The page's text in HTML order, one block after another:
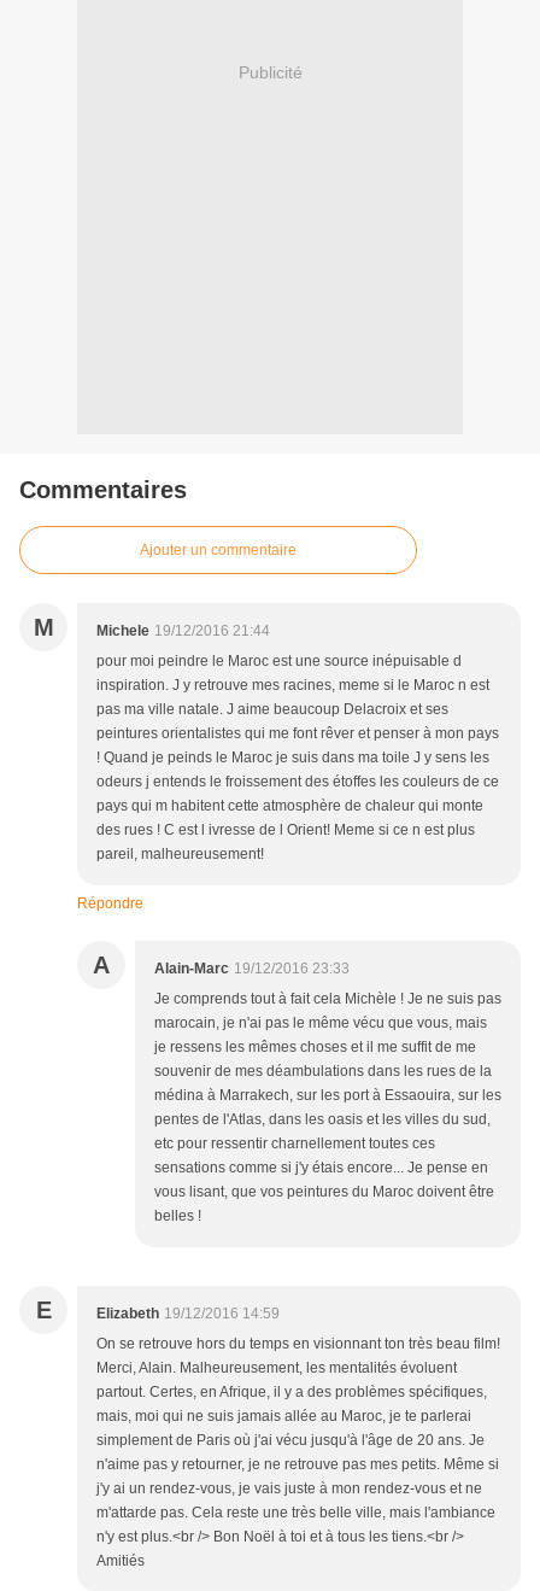
Publicité
Commentaires
Ajouter un commentaire
M Michele 19/12/2016 21:44
pour moi peindre le Maroc est une source inépuisable d
inspiration. J y retrouve mes racines, meme si le Maroc n est
pas ma ville natale. J aime beaucoup Delacroix et ses
peintures orientalistes qui me font rêver et penser à mon pays
! Quand je peinds le Maroc je suis dans ma toile J y sens les
odeurs j entends le froissement des étoffes les couleurs de ce
pays qui m habitent cette atmosphère de chaleur qui monte
des rues ! C est l ivresse de l Orient! Meme si ce n est plus
pareil, malheureusement!
Répondre
A Alain-Marc 19/12/2016 23:33
Je comprends tout à fait cela Michèle ! Je ne suis pas
marocain, je n'ai pas le même vécu que vous, mais
je ressens les mêmes choses et il me suffit de me
souvenir de mes déambulations dans les rues de la
médina à Marrakech, sur les port à Essaouira, sur les
pentes de l'Atlas, dans les oasis et les villes du sud,
etc pour ressentir charnellement toutes ces
sensations comme si j'y étais encore... Je pense en
vous lisant, que vos peintures du Maroc doivent être
belles !
E Elizabeth 19/12/2016 14:59
On se retrouve hors du temps en visionnant ton très beau film!
Merci, Alain. Malheureusement, les mentalités évoluent
partout. Certes, en Afrique, il y a des problèmes spécifiques,
mais, moi qui ne suis jamais allée au Maroc, je te parlerai
simplement de Paris où j'ai vécu jusqu'à l'âge de 20 ans. Je
n'aime pas y retourner, je ne retrouve pas mes petits. Même si
j'y ai un rendez-vous, je vais juste à mon rendez-vous et ne
m'attarde pas. Cela reste une très belle ville, mais l'ambiance
n'y est plus.<br /> Bon Noël à toi et à tous les tiens.<br />
Amitiés